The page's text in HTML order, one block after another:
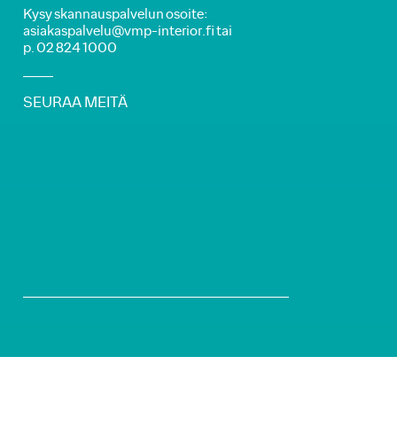
Kysy skannauspalvelun osoite:
asiakaspalvelu@vmp-interior.fi tai
p. 02 824 1000
SEURAA MEITÄ